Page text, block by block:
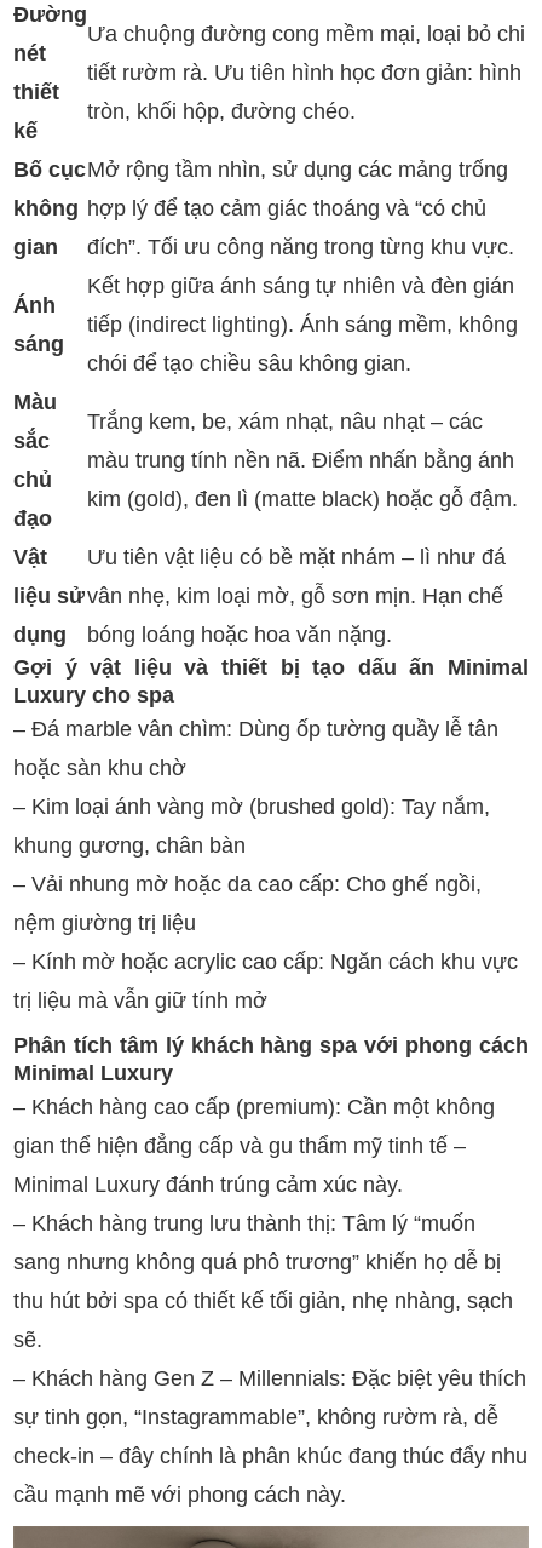
Đường
nét
thiết
kế
Ưa chuộng đường cong mềm mại, loại bỏ chi
tiết rườm rà. Ưu tiên hình học đơn giản: hình
tròn, khối hộp, đường chéo.
Bố cục
không
gian
Mở rộng tầm nhìn, sử dụng các mảng trống
hợp lý để tạo cảm giác thoáng và “có chủ
đích”. Tối ưu công năng trong từng khu vực.
Ánh
sáng
Kết hợp giữa ánh sáng tự nhiên và đèn gián
tiếp (indirect lighting). Ánh sáng mềm, không
chói để tạo chiều sâu không gian.
Màu
sắc
chủ
đạo
Trắng kem, be, xám nhạt, nâu nhạt – các
màu trung tính nền nã. Điểm nhấn bằng ánh
kim (gold), đen lì (matte black) hoặc gỗ đậm.
Vật
liệu sử
dụng
Ưu tiên vật liệu có bề mặt nhám – lì như đá
vân nhẹ, kim loại mờ, gỗ sơn mịn. Hạn chế
bóng loáng hoặc hoa văn nặng.
Gợi ý vật liệu và thiết bị tạo dấu ấn Minimal
Luxury cho spa
– Đá marble vân chìm: Dùng ốp tường quầy lễ tân
hoặc sàn khu chờ
– Kim loại ánh vàng mờ (brushed gold): Tay nắm,
khung gương, chân bàn
– Vải nhung mờ hoặc da cao cấp: Cho ghế ngồi,
nệm giường trị liệu
– Kính mờ hoặc acrylic cao cấp: Ngăn cách khu vực
trị liệu mà vẫn giữ tính mở
Phân tích tâm lý khách hàng spa với phong cách
Minimal Luxury
– Khách hàng cao cấp (premium): Cần một không
gian thể hiện đẳng cấp và gu thẩm mỹ tinh tế –
Minimal Luxury đánh trúng cảm xúc này.
– Khách hàng trung lưu thành thị: Tâm lý “muốn
sang nhưng không quá phô trương” khiến họ dễ bị
thu hút bởi spa có thiết kế tối giản, nhẹ nhàng, sạch
sẽ.
– Khách hàng Gen Z – Millennials: Đặc biệt yêu thích
sự tinh gọn, “Instagrammable”, không rườm rà, dễ
check-in – đây chính là phân khúc đang thúc đẩy nhu
cầu mạnh mẽ với phong cách này.